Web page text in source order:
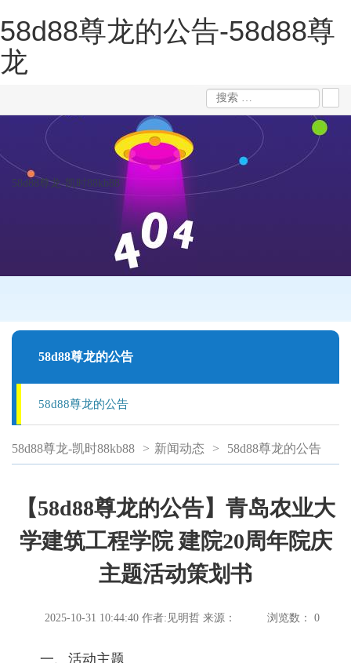
58d88尊龙的公告-58d88尊
龙
58d88尊龙-凯时88kb88
58d88尊龙的公告
58d88尊龙的公告
58d88尊龙-凯时88kb88 > 新闻动态 > 58d88尊龙的公告
【58d88尊龙的公告】青岛农业大
学建筑工程学院 建院20周年院庆
主题活动策划书
2025-10-31 10:44:40 作者:见明哲 来源： 浏览数： 0
一、活动主题